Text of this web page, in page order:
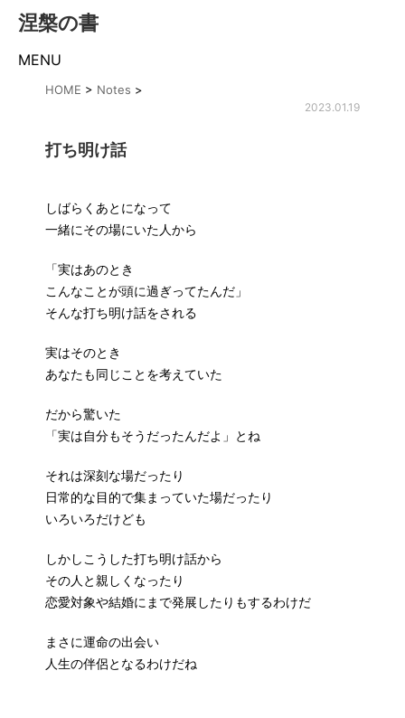
涅槃の書
MENU
HOME > Notes >
2023.01.19
打ち明け話
しばらくあとになって
一緒にその場にいた人から
「実はあのとき
こんなことが頭に過ぎってたんだ」
そんな打ち明け話をされる
実はそのとき
あなたも同じことを考えていた
だから驚いた
「実は自分もそうだったんだよ」とね
それは深刻な場だったり
日常的な目的で集まっていた場だったり
いろいろだけども
しかしこうした打ち明け話から
その人と親しくなったり
恋愛対象や結婚にまで発展したりもするわけだ
まさに運命の出会い
人生の伴侶となるわけだね